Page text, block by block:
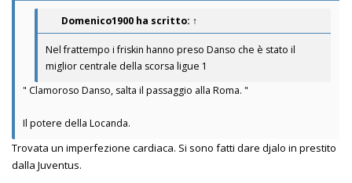
Domenico1900 ha scritto: ↑
Nel frattempo i friskin hanno preso Danso che è stato il
miglior centrale della scorsa ligue 1
" Clamoroso Danso, salta il passaggio alla Roma. "
Il potere della Locanda.
Trovata un imperfezione cardiaca. Si sono fatti dare djalo in prestito
dalla Juventus.